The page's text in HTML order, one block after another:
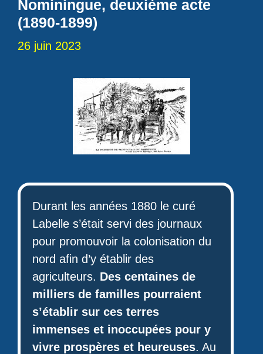
Nominingue, deuxième acte
(1890-1899)
26 juin 2023
Durant les années 1880 le curé
Labelle s’était servi des journaux
pour promouvoir la colonisation du
nord afin d’y établir des
agriculteurs. Des centaines de
milliers de familles pourraient
s’établir sur ces terres
immenses et inoccupées pour y
vivre prospères et heureuses. Au